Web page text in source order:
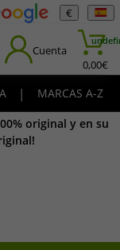
€
Cuenta
0,00€
|
MARCAS A-Z
original y en su